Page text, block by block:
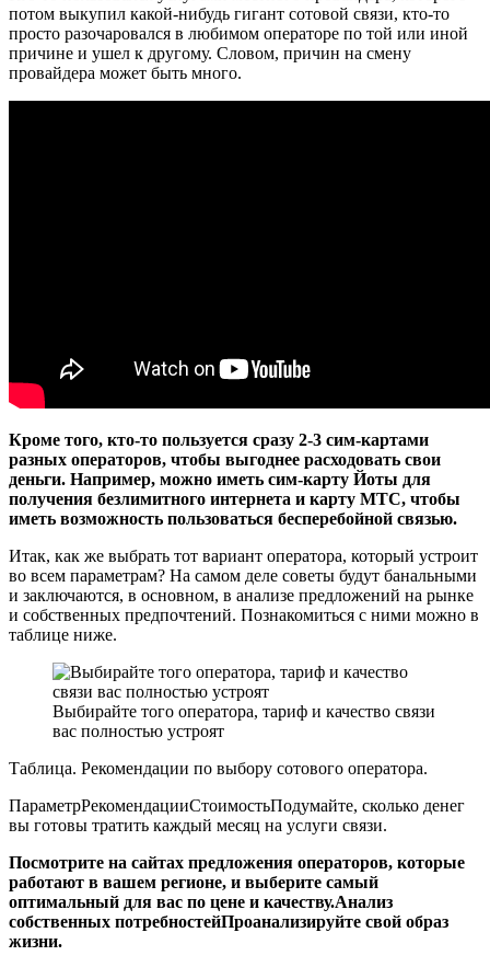
потом выкупил какой-нибудь гигант сотовой связи, кто-то
просто разочаровался в любимом операторе по той или иной
причине и ушел к другому. Словом, причин на смену
провайдера может быть много.
Кроме того, кто-то пользуется сразу 2-3 сим-картами
разных операторов, чтобы выгоднее расходовать свои
деньги. Например, можно иметь сим-карту Йоты для
получения безлимитного интернета и карту МТС, чтобы
иметь возможность пользоваться бесперебойной связью.
Итак, как же выбрать тот вариант оператора, который устроит
во всем параметрам? На самом деле советы будут банальными
и заключаются, в основном, в анализе предложений на рынке
и собственных предпочтений. Познакомиться с ними можно в
таблице ниже.
Выбирайте того оператора, тариф и качество связи
вас полностью устроят
Таблица. Рекомендации по выбору сотового оператора.
ПараметрРекомендацииСтоимостьПодумайте, сколько денег
вы готовы тратить каждый месяц на услуги связи.
Посмотрите на сайтах предложения операторов, которые
работают в вашем регионе, и выберите самый
оптимальный для вас по цене и качеству.Анализ
собственных потребностейПроанализируйте свой образ
жизни.